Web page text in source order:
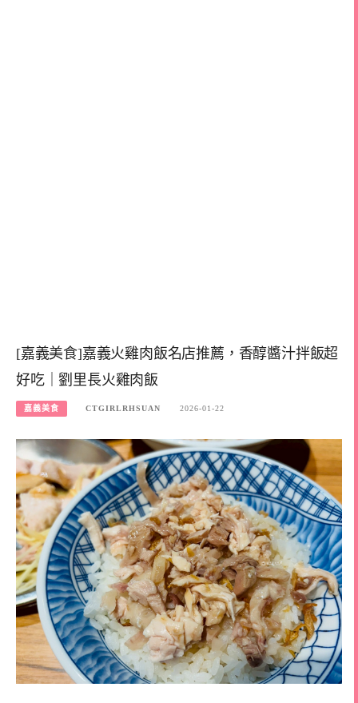
[嘉義美食]嘉義火雞肉飯名店推薦，香醇醬汁拌飯超
好吃｜劉里長火雞肉飯
嘉義美食 CTGIRLRHSUAN 2026-01-22